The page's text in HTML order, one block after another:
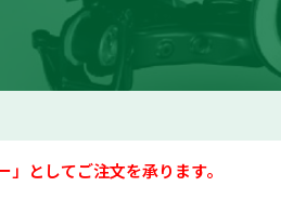
としてご注文を承ります。